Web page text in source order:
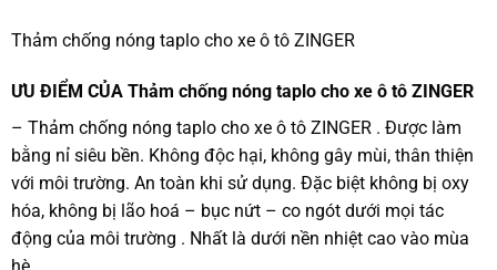
Thảm chống nóng taplo cho xe ô tô ZINGER
ƯU ĐIỂM CỦA Thảm chống nóng taplo cho xe ô tô ZINGER
– Thảm chống nóng taplo cho xe ô tô ZINGER . Được làm
bằng nỉ siêu bền. Không độc hại, không gây mùi, thân thiện
với môi trường. An toàn khi sử dụng. Đặc biệt không bị oxy
hóa, không bị lão hoá – bục nứt – co ngót dưới mọi tác
động của môi trường . Nhất là dưới nền nhiệt cao vào mùa
hè…